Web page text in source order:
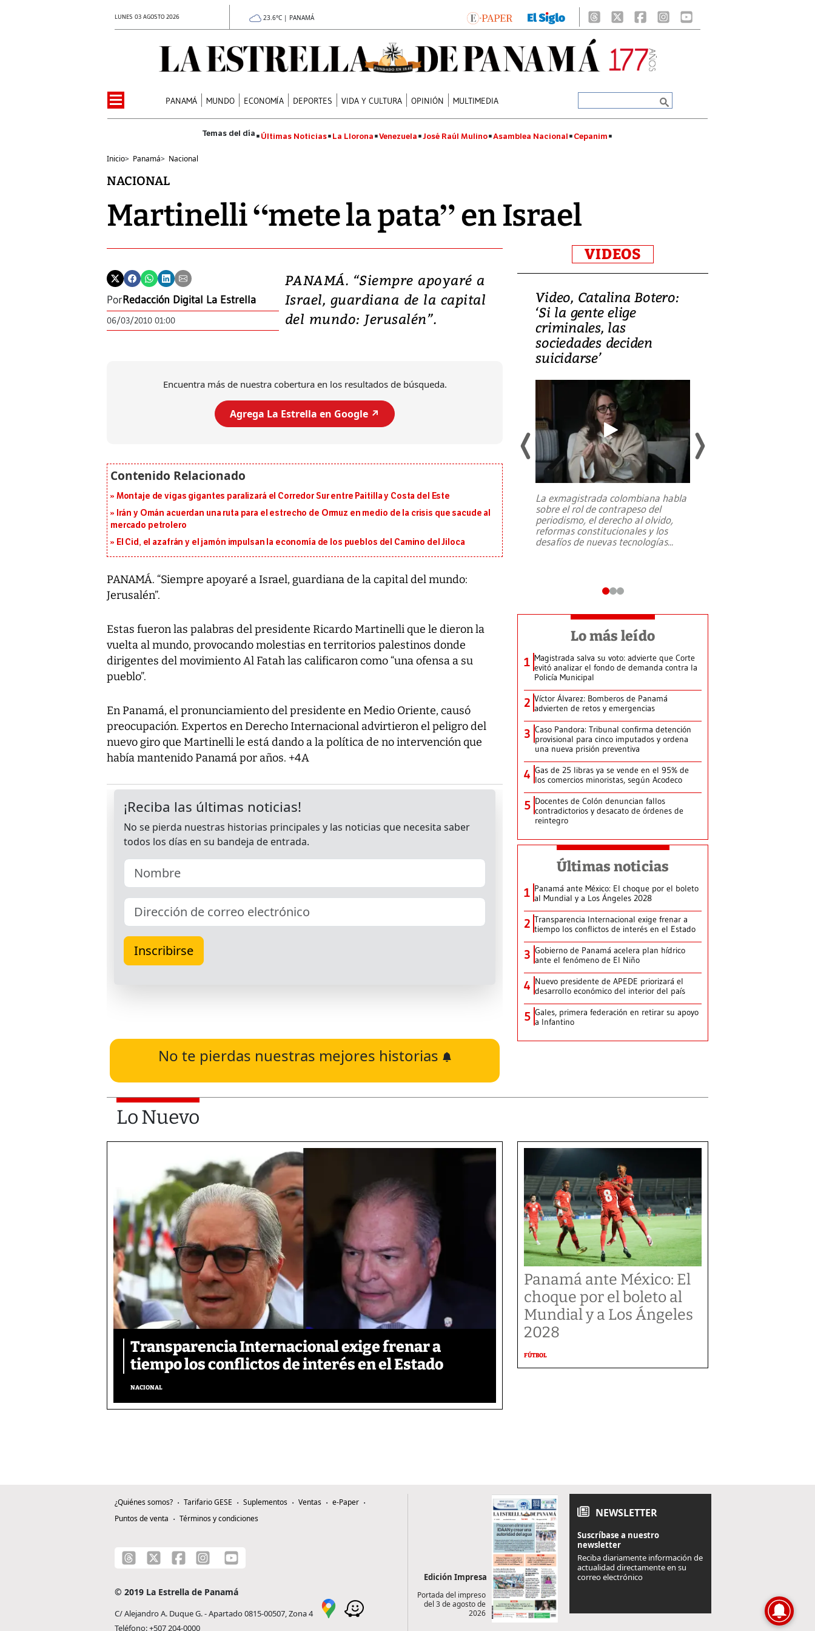
LUNES 03 AGOSTO 2026 23.6°C | PANAMÁ
PANAMÁ MUNDO ECONOMÍA DEPORTES VIDA Y CULTURA OPINIÓN MULTIMEDIA
Últimas Noticias La Llorona Venezuela José Raúl Mulino Asamblea Nacional Cepanim
Inicio> Panamá> Nacional
NACIONAL
Martinelli “mete la pata” en Israel
PorRedacción Digital La Estrella
06/03/2010 01:00
PANAMÁ. “Siempre apoyaré a
Israel, guardiana de la capital
del mundo: Jerusalén”.
Encuentra más de nuestra cobertura en los resultados de búsqueda.
Agrega La Estrella en Google ↗️
Montaje de vigas gigantes paralizará el Corredor Sur entre Paitilla y Costa del Este
Irán y Omán acuerdan una ruta para el estrecho de Ormuz en medio de la crisis que sacude al
mercado petrolero
El Cid, el azafrán y el jamón impulsan la economía de los pueblos del Camino del Jiloca
PANAMÁ. “Siempre apoyaré a Israel, guardiana de la capital del mundo:
Jerusalén”.
Estas fueron las palabras del presidente Ricardo Martinelli que le dieron la
vuelta al mundo, provocando molestias en territorios palestinos donde
dirigentes del movimiento Al Fatah las calificaron como “una ofensa a su
pueblo”.
En Panamá, el pronunciamiento del presidente en Medio Oriente, causó
preocupación. Expertos en Derecho Internacional advirtieron el peligro del
nuevo giro que Martinelli le está dando a la política de no intervención que
había mantenido Panamá por años. +4A
No te pierdas nuestras mejores historias
VIDEOS
Video, Japón: Terremoto
deja heridos y graves
daños en Kumamoto
Un fuerte terremoto de magnitud
julio en la prefectura de Kumamoto,
al sur de Japón, provocando una
emergencia de gran...
Video, Catalina Botero:
‘Si la gente elige
criminales, las
sociedades deciden
suicidarse’
La exmagistrada colombiana habla
sobre el rol de contrapeso del
periodismo, el derecho al olvido,
reformas constitucionales y los
desafíos de nuevas tecnologías...
Lo más leído
1 Magistrada salva su voto: advierte que Corte
evitó analizar el fondo de demanda contra la
Policía Municipal
2 Víctor Álvarez: Bomberos de Panamá
advierten de retos y emergencias
3 Caso Pandora: Tribunal confirma detención
provisional para cinco imputados y ordena
una nueva prisión preventiva
4 Gas de 25 libras ya se vende en el 95% de
los comercios minoristas, según Acodeco
5 Docentes de Colón denuncian fallos
contradictorios y desacato de órdenes de
reintegro
Últimas noticias
1 Panamá ante México: El choque por el boleto
al Mundial y a Los Ángeles 2028
2 Transparencia Internacional exige frenar a
tiempo los conflictos de interés en el Estado
3 Gobierno de Panamá acelera plan hídrico
ante el fenómeno de El Niño
4 Nuevo presidente de APEDE priorizará el
desarrollo económico del interior del país
5 Gales, primera federación en retirar su apoyo
a Infantino
Lo Nuevo
Transparencia Internacional exige frenar a
tiempo los conflictos de interés en el Estado
NACIONAL
Panamá ante México: El
choque por el boleto al
Mundial y a Los Ángeles
2028
FÚTBOL
¿Quiénes somos? Tarifario GESE Suplementos Ventas
e-Paper
Puntos de venta
Términos y condiciones
© 2019 La Estrella de Panamá
C/ Alejandro A. Duque G. - Apartado 0815-00507, Zona 4
Teléfono: +507 204-0000
Edición Impresa
Portada del impreso
del 3 de agosto de
2026
NEWSLETTER
Suscríbase a nuestro
newsletter
Reciba diariamente información de
actualidad directamente en su
correo electrónico